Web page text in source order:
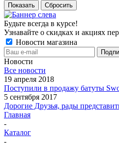
Показать Сбросить
Будьте всегда в курсе!
Узнавайте о скидках и акциях
Новости магазина
Новости
Все новости
19 апреля 2018
Поступили в продажу батуты
5 сентября 2017
Дорогие Друзья, рады
Главная
-
Каталог
-